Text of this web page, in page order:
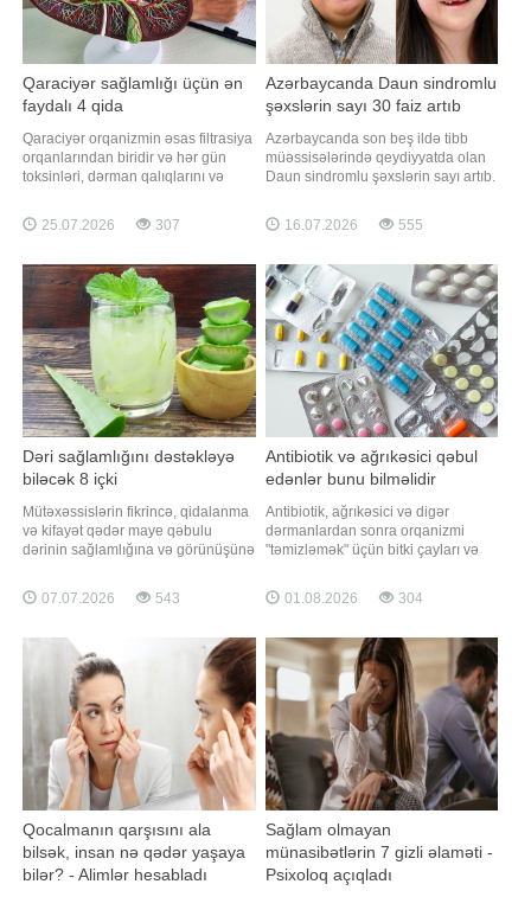
Qaraciyər sağlamlığı üçün ən
faydalı 4 qida
Qaraciyər orqanizmin əsas filtrasiya
orqanlarından biridir və hər gün
toksinləri, dərman qalıqlarını və
yaranan tullantıları emal edir.
"Euroonco" federal ekspert
qastroenteroloqu, tibb elmləri
namizədi Vladimir Loginov
qaraciyər
25.07.2026 307
Azərbaycanda Daun sindromlu
şəxslərin sayı 30 faiz artıb
Azərbaycanda son beş ildə tibb
müəssisələrində qeydiyyatda olan
Daun sindromlu şəxslərin sayı artıb.
Komitəsinin 2021-2025-ci illər üzrə
açıqladığı statistik göstəricilər
sindromu ilə qeydiyyatda olanların
ümumi sayı 2021-ci ildə 85
16.07.2026 555
Dəri sağlamlığını dəstəkləyə
biləcək 8 içki
Mütəxəssislərin fikrincə, qidalanma
və kifayət qədər maye qəbulu
dərinin sağlamlığına və görünüşünə
faydalı qida maddələri ilə zəngin
bəzi içkilər iltihabın azalmasına,
dəstəklənməsinə və dərinin
elastikliyinin qorunmasına kömək
edə bilər. Qaynarinf
07.07.2026 543
Antibiotik və ağrıkəsici qəbul
edənlər bunu bilməlidir
Antibiotik, ağrıkəsici və digər
dərmanlardan sonra orqanizmi
"təmizləmək" üçün bitki çayları və
edənlər olsa da, mütəxəssislər bu
üsulların əksəriyyətinin elmi
verir ki, həkim Svetlana
Burnatskayanın sözlərinə görə,
01.08.2026 304
Qocalmanın qarşısını ala
bilsək, insan nə qədər yaşaya
bilər? - Alimlər hesabladı
Sağlam olmayan
münasibətlərin 7 gizli əlaməti -
Psixoloq açıqladı